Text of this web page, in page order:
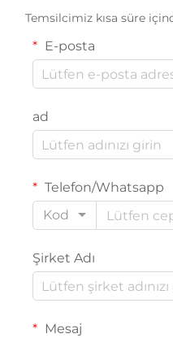
Temsilcimiz kısa süre
E-posta
ad
Telefon/Whatsapp
Kod
Şirket Adı
Mesaj